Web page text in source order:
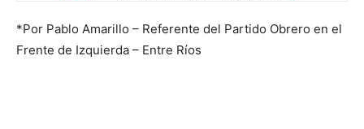
*Por Pablo Amarillo – Referente del Partido Obrero en el
Frente de Izquierda – Entre Ríos